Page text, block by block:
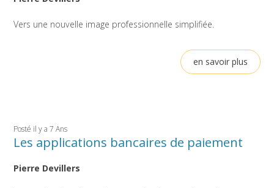
Vers une nouvelle image professionnelle simplifiée.
en savoir plus
Posté il y a 7 Ans
Les applications bancaires de paiement
Pierre Devillers